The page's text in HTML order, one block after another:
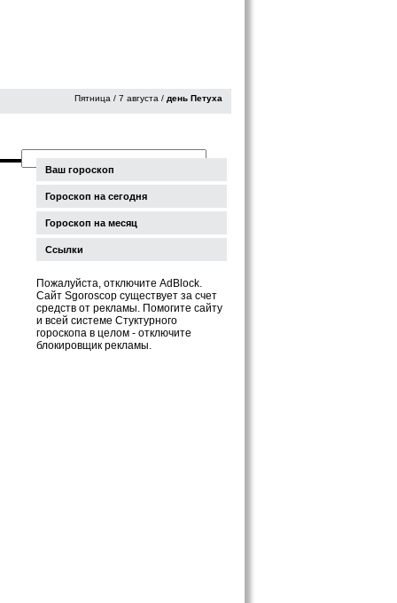
Пятница / 7 августа / день Петуха
Ваш гороскоп
Гороскоп на сегодня
Гороскоп на месяц
Ссылки
Пожалуйста, отключите AdBlock.
Сайт Sgoroscop существует за счет
средств от рекламы. Помогите сайту
и всей системе Стуктурного
гороскопа в целом - отключите
блокировщик рекламы.